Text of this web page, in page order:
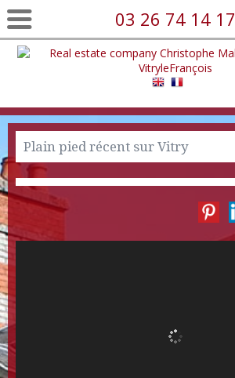
03 26 74 14 17
Plain pied récent sur Vitry